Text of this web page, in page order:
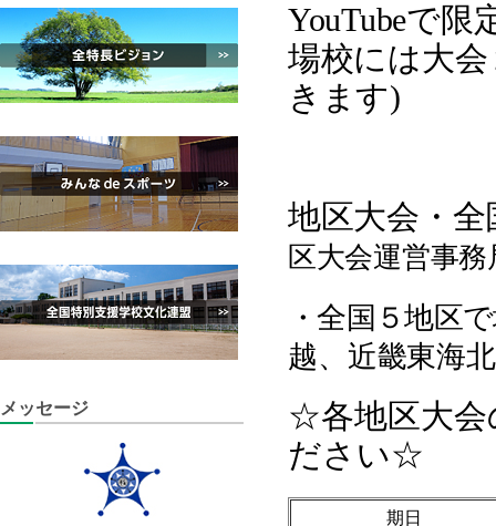
メッセージ
YouTubeで
場校には大
きます)
地区大会・
区大会運営事務
・全国５地区
越、近畿東海
☆各地区大会
ださい☆
期日